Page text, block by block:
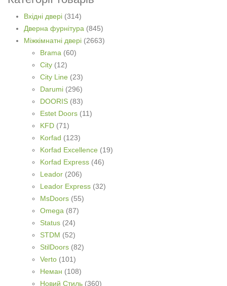
Вхідні двері (314)
Дверна фурнітура (845)
Міжкімнатні двері (2663)
Brama (60)
City (12)
City Line (23)
Darumi (296)
DOORIS (83)
Estet Doors (11)
KFD (71)
Korfad (123)
Korfad Excellence (19)
Korfad Express (46)
Leador (206)
Leador Express (32)
MsDoors (55)
Omega (87)
Status (24)
STDM (52)
StilDoors (82)
Verto (101)
Неман (108)
Новий Стиль (360)